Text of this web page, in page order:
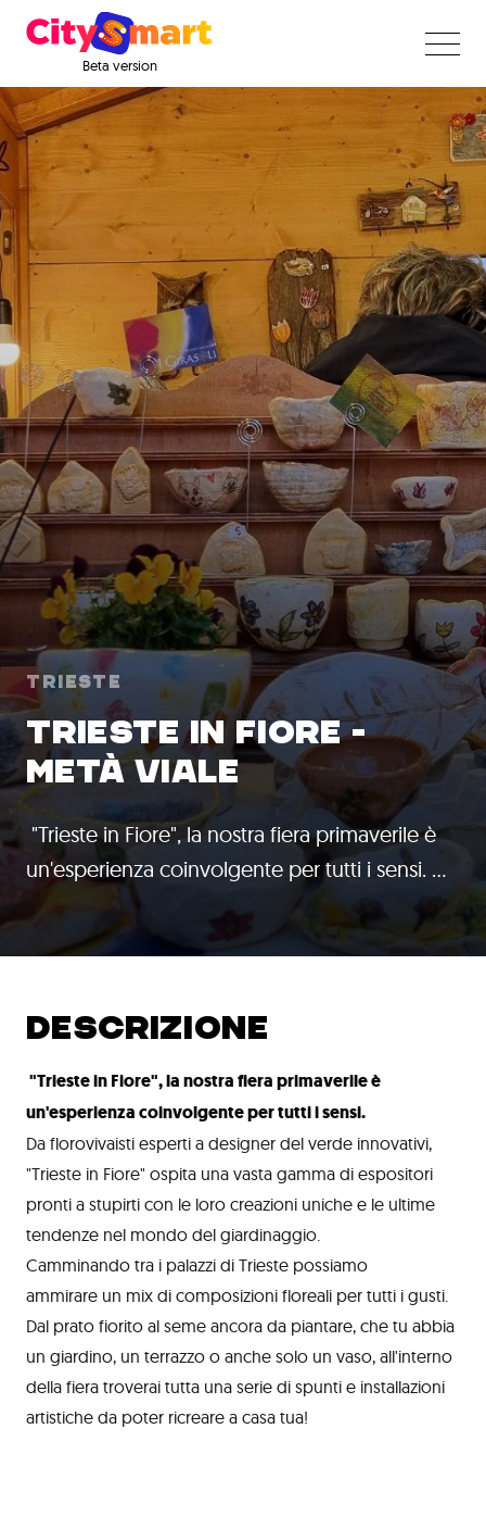
Beta version
Trieste
TRIESTE IN FIORE -
METÀ VIALE
"Trieste in Fiore", la nostra fiera primaverile è
un'esperienza coinvolgente per tutti i sensi. …
DESCRIZIONE
"Trieste in Fiore", la nostra fiera primaverile è
un'esperienza coinvolgente per tutti i sensi.
Da florovivaisti esperti a designer del verde innovativi,
"Trieste in Fiore" ospita una vasta gamma di espositori
pronti a stupirti con le loro creazioni uniche e le ultime
tendenze nel mondo del giardinaggio.
Camminando tra i palazzi di Trieste possiamo
ammirare un mix di composizioni floreali per tutti i gusti.
Dal prato fiorito al seme ancora da piantare, che tu abbia
un giardino, un terrazzo o anche solo un vaso, all'interno
della fiera troverai tutta una serie di spunti e installazioni
artistiche da poter ricreare a casa tua!